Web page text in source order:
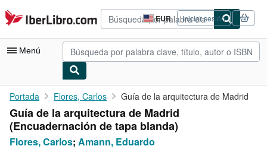
Pasar al contenido principal
IberLibro.com EUR
Preferencias
de
compra
del
Iniciar sesión
Menú
Mi cuenta
Consultar mis pedidos
Búsqueda avanzada
Portada Flores, Carlos Guía de la arquitectura de Madrid
Guía de la arquitectura de Madrid
(Encuadernación de tapa blanda)
Flores, Carlos; Amann, Eduardo